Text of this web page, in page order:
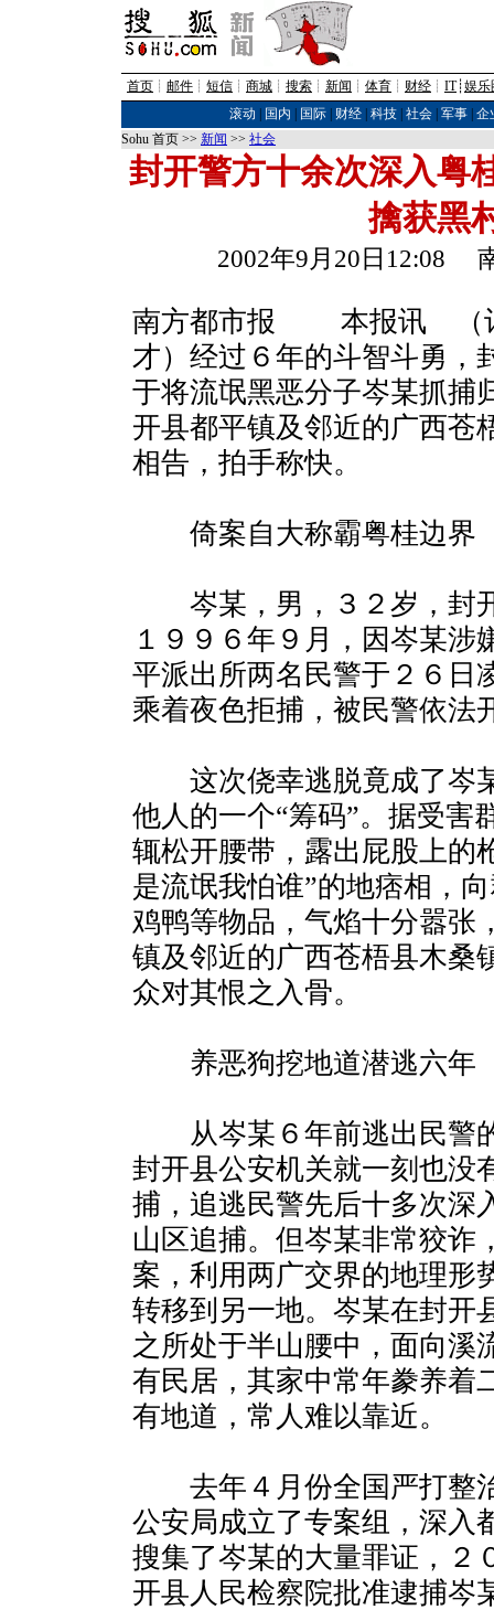
首页 ┊ 邮件 ┊ 短信 ┊ 商城 ┊ 搜索 ┊ 新闻 ┊ 体育 ┊ 财经 ┊ IT┊ 娱乐
滚动
国内 国际| 财经| 科技| 社会| 军事| 企
Sohu 首页 >> 新闻 >> 社会
封开警方十余次深入粤
擒获黑
2002年9月20日12:08
南方都市报
本报讯 （记
才）经过６年的斗智斗勇，
于将流氓黑恶分子岑某抓捕
开县都平镇及邻近的广西苍
相告，拍手称快。
倚案自大称霸粤桂边界
岑某，男，３２岁，封
１９９６年９月，因岑某涉
平派出所两名民警于２６日
乘着夜色拒捕，被民警依法
这次侥幸逃脱竟成了岑
他人的一个“筹码”。据受害
辄松开腰带，露出屁股上的
是流氓我怕谁”的地痞相，
鸡鸭等物品，气焰十分嚣张
镇及邻近的广西苍梧县木桑
众对其恨之入骨。
养恶狗挖地道潜逃六年
从岑某６年前逃出民警
封开县公安机关就一刻也没
捕，追逃民警先后十多次深
山区追捕。但岑某非常狡诈
案，利用两广交界的地理形
转移到另一地。岑某在封开
之所处于半山腰中，面向溪
有民居，其家中常年豢养着
有地道，常人难以靠近。
去年４月份全国严打整
公安局成立了专案组，深入
搜集了岑某的大量罪证，２
开县人民检察院批准逮捕岑